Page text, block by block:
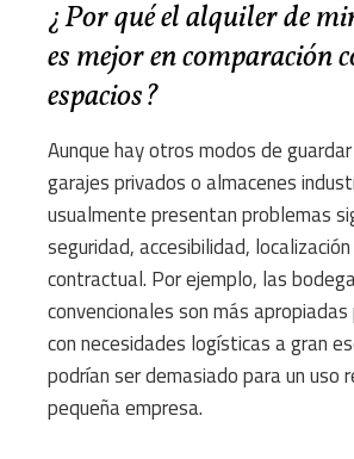
¿Por qué el alquiler de
es mejor en comparación
espacios?
Aunque hay otros modos de
garajes privados o almacenes
usualmente presentan problemas
seguridad, accesibilidad,
contractual. Por ejemplo, las
convencionales son más
con necesidades logísticas a gran
podrían ser demasiado para un uso
pequeña empresa.